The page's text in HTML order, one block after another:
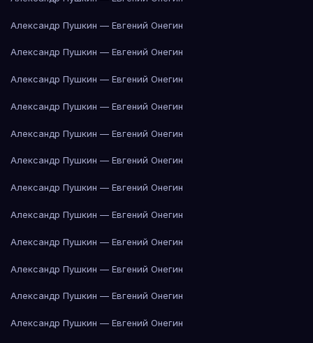
Александр Пушкин — Евгений Онегин
Александр Пушкин — Евгений Онегин
Александр Пушкин — Евгений Онегин
Александр Пушкин — Евгений Онегин
Александр Пушкин — Евгений Онегин
Александр Пушкин — Евгений Онегин
Александр Пушкин — Евгений Онегин
Александр Пушкин — Евгений Онегин
Александр Пушкин — Евгений Онегин
Александр Пушкин — Евгений Онегин
Александр Пушкин — Евгений Онегин
Александр Пушкин — Евгений Онегин